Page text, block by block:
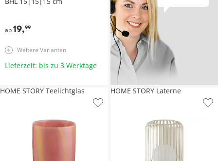
ab19,99
Weitere Varianten
Lieferzeit: bis zu 3 Werktage
HOME STORY Teelichtglas HOME STORY Laterne